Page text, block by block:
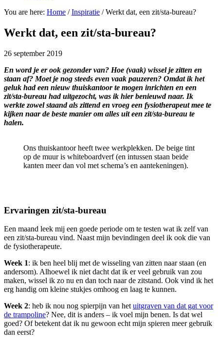
You are here: Home / Inspiratie /Werkt dat, een zit/sta-bureau?
Werkt dat, een zit/sta-bureau?
26 september 2019
En word je er ook gezonder van? Hoe (vaak) wissel je zitten en
staan af? Moet je nog steeds even vaak pauzeren? Omdat ik het
geluk had een nieuw thuiskantoor te mogen inrichten en een
zit/sta-bureau had uitgezocht, was ik hier benieuwd naar. Ik
werkte zowel staand als zittend en vroeg een fysiotherapeut mee te
kijken naar de beste manier om alles uit een zit/sta-bureau te
halen.
Ons thuiskantoor heeft twee werkplekken. De beige tint
op de muur is whiteboardverf (en intussen staan beide
kanten meer dan vol met schema’s en aantekeningen).
Ervaringen zit/sta-bureau
Een maand leek mij een goede periode om te testen wat ik zelf van
een zit/sta-bureau vind. Naast mijn bevindingen deel ik ook die van
de fysiotherapeute.
Week 1: ik ben heel blij met de wisseling van zitten naar staan (en
andersom). Alhoewel ik niet dacht dat ik er veel gebruik van zou
maken, wissel ik zo nu en dan toch naar de zitstand. Ook vind ik het
erg handig om kleine stukjes omhoog en laag te kunnen.
Week 2: heb ik nou nog spierpijn van het uitgraven van dat gat voor
de trampoline? Nee, dit is anders – ik voel mijn benen. Is dat wel
goed? Of betekent dat ik nu gewoon echt mijn spieren meer gebruik
dan eerst?